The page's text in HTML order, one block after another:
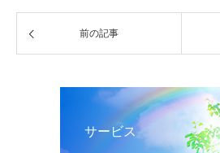
前の記事
サービス